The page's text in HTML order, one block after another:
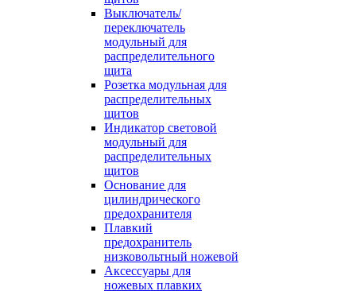
Выключатель/
переключатель
модульный для
распределительного
щита
Розетка модульная для
распределительных
щитов
Индикатор световой
модульный для
распределительных
щитов
Основание для
цилиндрического
предохранителя
Плавкий
предохранитель
низковольтный ножевой
Аксессуары для
ножевых плавких